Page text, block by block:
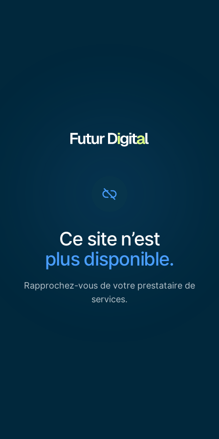
Ce site n’est
plus disponible.
Rapprochez-vous de votre prestataire de
services.